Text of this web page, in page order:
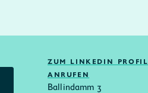
ZUM LINKEDIN PROFIL
ANRUFEN
Ballindamm 3